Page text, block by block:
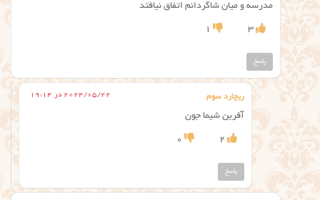
مدرسه و میان شاگردانم اتفاق نیافتد
3
1
پاسخ
ریچارد سوم 2024/05/22 در 19:14
آفرین شیما جون
2
0
پاسخ